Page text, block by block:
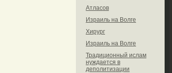
Атласов
Израиль на Волге
Хирург
Израиль на Волге
Традиционный ислам
нуждается в
деполитизации